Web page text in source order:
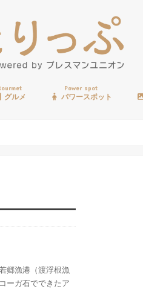
グルメ
Power spot
パワースポット
郷漁港（渡浮根漁
ーガ石でできたア